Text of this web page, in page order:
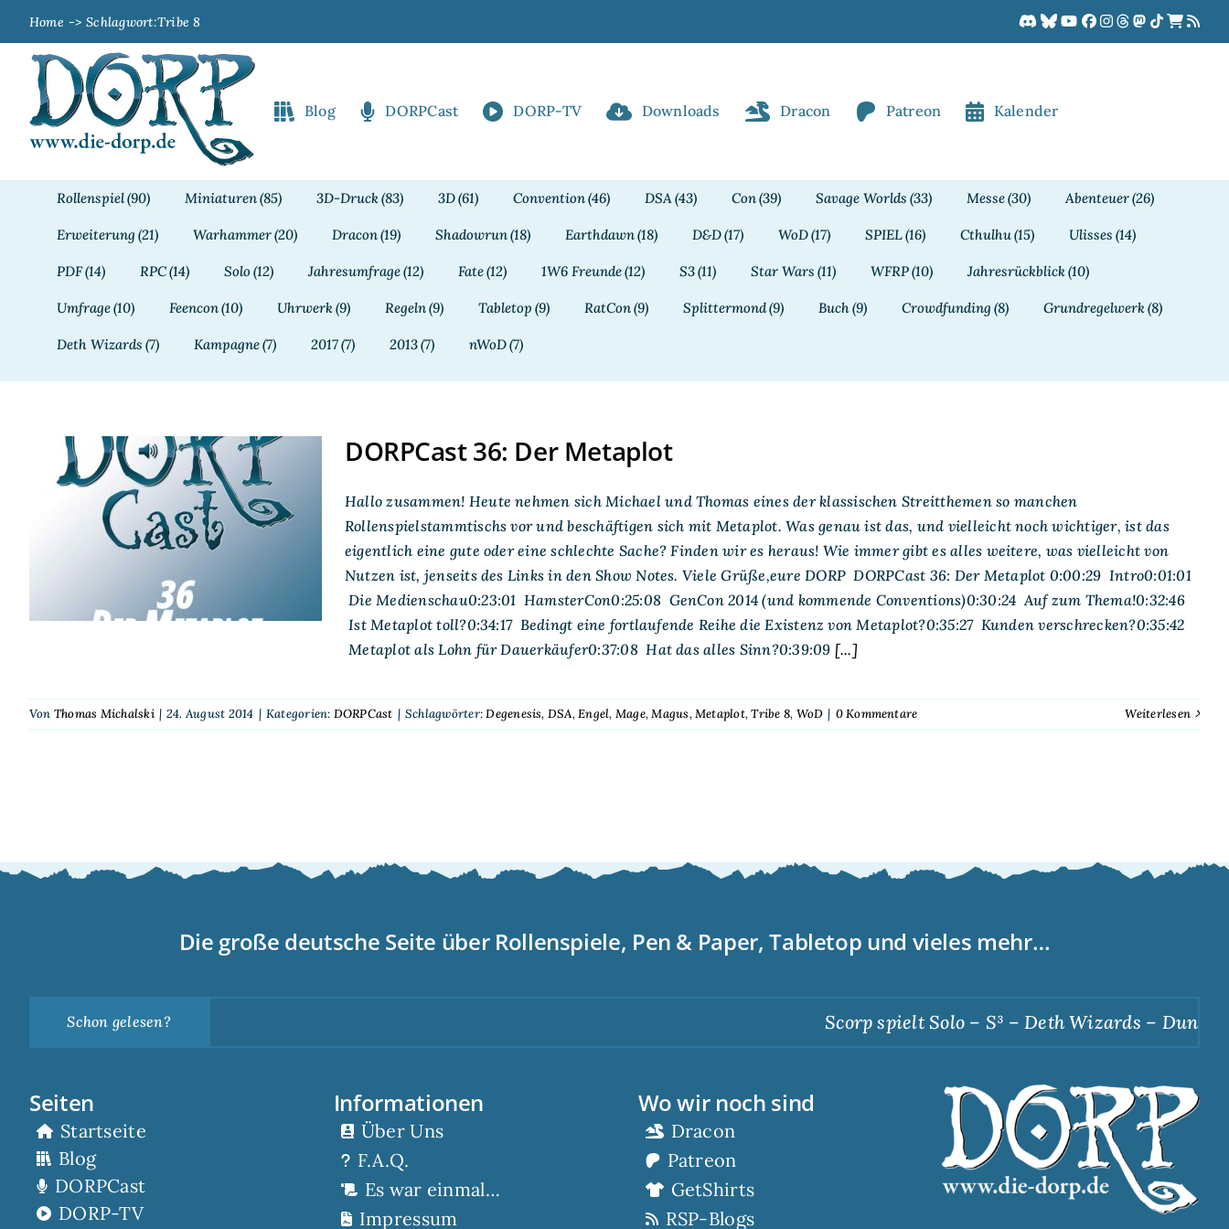
springen
Home Schlagwort:Tribe 8
Blog DORPCast DORP-TV Downloads Dracon Patreon Kalender
Rollenspiel(90) Miniaturen(85) 3D-Druck(83) 3D(61) Convention(46) DSA(43) Con(39) Savage Worlds (33) Messe(30) Abenteuer(26)
Erweiterung (21) Warhammer(20) Dracon(19) Shadowrun(18) Earthdawn(18) D&D(17) WoD(17) SPIEL(16) Cthulhu(15) Ulisses (14)
PDF(14) RPC(14) Solo(12) Jahresumfrage(12) Fate(12) 1W6 Freunde(12) S3(11) Star Wars (11) WFRP(10) Jahresrückblick(10)
Umfrage(10) Feencon(10) Uhrwerk(9) Regeln(9) Tabletop (9) RatCon(9) Splittermond(9) Buch(9) Crowdfunding (8) Grundregelwerk(8)
Deth Wizards (7) Kampagne(7) 2017(7) 2013(7) nWoD(7)
DORPCast 36: Der
Metaplot
DORPCast 36: Der Metaplot
Hallo zusammen! Heute nehmen sich Michael und Thomas eines der klassischen Streitthemen so manchen
Rollenspielstammtischs vor und beschäftigen sich mit Metaplot. Was genau ist das, und vielleicht noch wichtiger, ist das
eigentlich eine gute oder eine schlechte Sache? Finden wir es heraus! Wie immer gibt es alles weitere, was vielleicht von
Nutzen ist, jenseits des Links in den Show Notes. Viele Grüße,eure DORP DORPCast 36: Der Metaplot 0:00:29 Intro0:01:01
Die Medienschau0:23:01 HamsterCon0:25:08 GenCon 2014 (und kommende Conventions)0:30:24 Auf zum Thema!0:32:46
Ist Metaplot toll?0:34:17 Bedingt eine fortlaufende Reihe die Existenz von Metaplot?0:35:27 Kunden verschrecken?0:35:42
Metaplot als Lohn für Dauerkäufer0:37:08 Hat das alles Sinn?0:39:09 [...]
Von Thomas Michalski | 24. August 2014 | Kategorien: DORPCast | Schlagwörter:Degenesis, DSA,Engel, Mage,Magus,Metaplot,Tribe 8, WoD | 0 Kommentare Weiterlesen
Die große deutsche Seite über Rollenspiele, Pen & Paper, Tabletop und vieles mehr…
Schon gelesen? Scorp spielt Solo – S³ – Deth Wizards – Dunkle
Seiten
Startseite
Blog
DORPCast
DORP-TV
Informationen
Über Uns
F.A.Q.
Es war einmal…
Impressum
Wo wir noch sind
Dracon
Patreon
GetShirts
RSP-Blogs